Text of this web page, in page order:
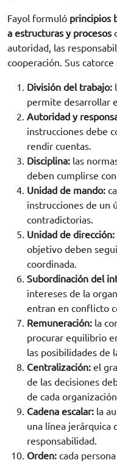
Fayol formuló principios
a estructuras y procesos
autoridad, las
cooperación. Sus
División del trabajo:
permite desarrollar
Autoridad y
instrucciones debe
rendir cuentas.
Disciplina: las
deben cumplirse
Unidad de mando:
instrucciones de un
contradictorias.
Unidad de dirección:
objetivo deben
coordinada.
Subordinación del
intereses de la
entran en conflicto
Remuneración: la
procurar equilibrio
las posibilidades de
Centralización: el
de las decisiones
de cada
Cadena escalar: la
una línea jerárquica
responsabilidad.
Orden: cada